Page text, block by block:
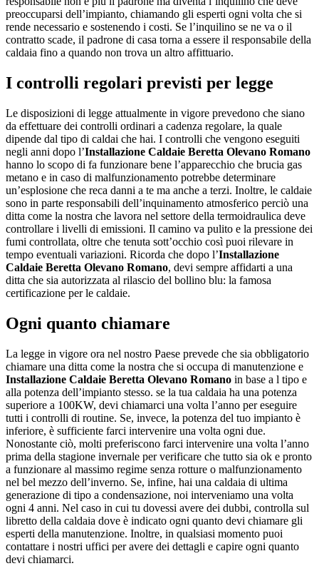
preoccuparsi dell’impianto, chiamando gli esperti ogni volta che si
rende necessario e sostenendo i costi. Se l’inquilino se ne va o il
contratto scade, il padrone di casa torna a essere il responsabile della
caldaia fino a quando non trova un altro affittuario.
I controlli regolari previsti per legge
Le disposizioni di legge attualmente in vigore prevedono che siano
da effettuare dei controlli ordinari a cadenza regolare, la quale
dipende dal tipo di caldai che hai. I controlli che vengono eseguiti
negli anni dopo l’Installazione Caldaie Beretta Olevano Romano
hanno lo scopo di fa funzionare bene l’apparecchio che brucia gas
metano e in caso di malfunzionamento potrebbe determinare
un’esplosione che reca danni a te ma anche a terzi. Inoltre, le caldaie
sono in parte responsabili dell’inquinamento atmosferico perciò una
ditta come la nostra che lavora nel settore della termoidraulica deve
controllare i livelli di emissioni. Il camino va pulito e la pressione dei
fumi controllata, oltre che tenuta sott’occhio così puoi rilevare in
tempo eventuali variazioni. Ricorda che dopo l’Installazione
Caldaie Beretta Olevano Romano, devi sempre affidarti a una
ditta che sia autorizzata al rilascio del bollino blu: la famosa
certificazione per le caldaie.
Ogni quanto chiamare
La legge in vigore ora nel nostro Paese prevede che sia obbligatorio
chiamare una ditta come la nostra che si occupa di manutenzione e
Installazione Caldaie Beretta Olevano Romano in base a l tipo e
alla potenza dell’impianto stesso. se la tua caldaia ha una potenza
superiore a 100KW, devi chiamarci una volta l’anno per eseguire
tutti i controlli di routine. Se, invece, la potenza del tuo impianto è
inferiore, è sufficiente farci intervenire una volta ogni due.
Nonostante ciò, molti preferiscono farci intervenire una volta l’anno
prima della stagione invernale per verificare che tutto sia ok e pronto
a funzionare al massimo regime senza rotture o malfunzionamento
nel bel mezzo dell’inverno. Se, infine, hai una caldaia di ultima
generazione di tipo a condensazione, noi interveniamo una volta
ogni 4 anni. Nel caso in cui tu dovessi avere dei dubbi, controlla sul
libretto della caldaia dove è indicato ogni quanto devi chiamare gli
esperti della manutenzione. Inoltre, in qualsiasi momento puoi
contattare i nostri uffici per avere dei dettagli e capire ogni quanto
devi chiamarci.